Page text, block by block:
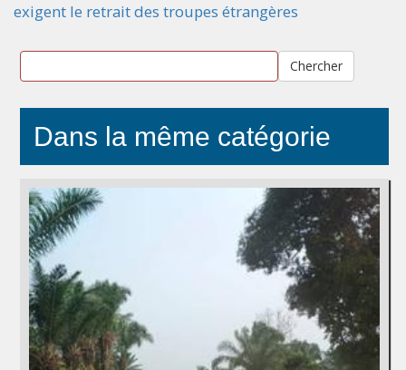
exigent le retrait des troupes étrangères
Chercher
Dans la même catégorie